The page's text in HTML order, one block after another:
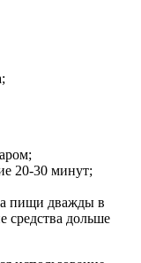
20-30 минут;
пищи дважды в
средства дольше